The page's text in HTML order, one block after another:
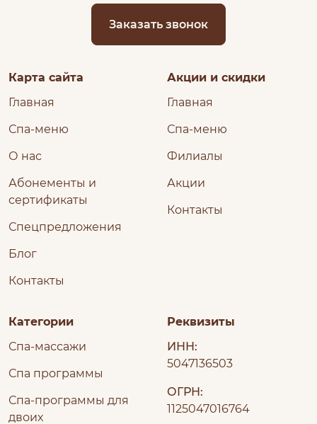
Заказать звонок
Карта сайта
Главная
Спа-меню
О нас
Абонементы и
сертификаты
Спецпредложения
Блог
Контакты
Акции и скидки
Главная
Спа-меню
Филиалы
Акции
Контакты
Категории
Спа-массажи
Спа программы
Спа-программы для
двоих
Реквизиты
ИНН:
5047136503
ОГРН:
1125047016764